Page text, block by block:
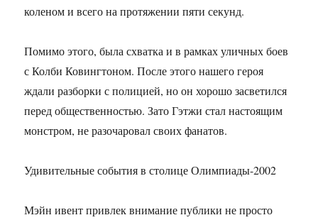
коленом и всего на протяжении пяти секунд.
Помимо этого, была схватка и в рамках уличных боев
с Колби Ковингтоном. После этого нашего героя
ждали разборки с полицией, но он хорошо засветился
перед общественностью. Зато Гэтжи стал настоящим
монстром, не разочаровал своих фанатов.
Удивительные события в столице Олимпиады-2002
Мэйн ивент привлек внимание публики не просто